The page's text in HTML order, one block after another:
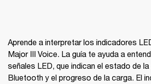
Aprende a interpretar los indicadores
Major III Voice. La guía te ayuda a
señales LED, que indican el estado de
Bluetooth y el progreso de la carga. El